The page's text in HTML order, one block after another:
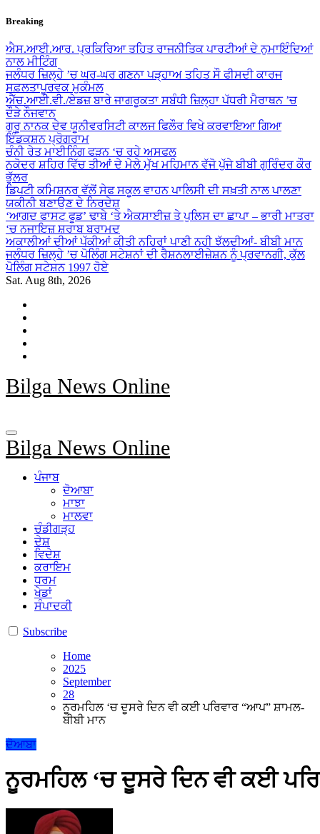
Skip
content
Breaking
ਐਸ.ਆਈ.ਆਰ. ਪ੍ਰਕਿਰਿਆ ਤਹਿਤ ਰਾਜਨੀਤਿਕ ਪਾਰਟੀਆਂ ਦੇ ਨੁਮਾਇੰਦਿਆਂ
ਨਾਲ ਮੀਟਿੰਗ
ਜਲੰਧਰ ਜ਼ਿਲ੍ਹੇ ’ਚ ਘਰ-ਘਰ ਗਣਨਾ ਪੜ੍ਹਾਅ ਤਹਿਤ ਸੌ ਫੀਸਦੀ ਕਾਰਜ
ਸਫ਼ਲਤਾਪੂਰਵਕ ਮੁਕੰਮਲ
ਐੱਚ.ਆਈ.ਵੀ./ਏਡਜ਼ ਬਾਰੇ ਜਾਗਰੂਕਤਾ ਸਬੰਧੀ ਜ਼ਿਲ੍ਹਾ ਪੱਧਰੀ ਮੈਰਾਥਨ ’ਚ
ਦੌੜੇ ਨੌਜਵਾਨ
ਗੁਰੂ ਨਾਨਕ ਦੇਵ ਯੂਨੀਵਰਸਿਟੀ ਕਾਲਜ ਫਿਲੌਰ ਵਿਖੇ ਕਰਵਾਇਆ ਗਿਆ
ਇੰਡਕਸ਼ਨ ਪ੍ਰੋਗਰਾਮ
ਚੰਨੀ ਰੇਤ ਮਾਈਨਿੰਗ ਫੜਨ ‘ਚ ਰਹੇ ਅਸਫਲ
ਨਕੋਦਰ ਸ਼ਹਿਰ ਵਿੱਚ ਤੀਆਂ ਦੇ ਮੇਲੇ ਮੁੱਖ ਮਹਿਮਾਨ ਵੱਜੋ ਪੁੱਜੇ ਬੀਬੀ ਗੁਰਿੰਦਰ ਕੌਰ
ਭੁੱਲਰ
ਡਿਪਟੀ ਕਮਿਸ਼ਨਰ ਵੱਲੋਂ ਸੇਫ ਸਕੂਲ ਵਾਹਨ ਪਾਲਿਸੀ ਦੀ ਸਖ਼ਤੀ ਨਾਲ ਪਾਲਣਾ
ਯਕੀਨੀ ਬਣਾਉਣ ਦੇ ਨਿਰਦੇਸ਼
‘ਆਗਦ ਫਾਸਟ ਫੂਡ’ ਢਾਬੇ ‘ਤੇ ਐਕਸਾਈਜ਼ ਤੇ ਪੁਲਿਸ ਦਾ ਛਾਪਾ – ਭਾਰੀ ਮਾਤਰਾ
‘ਚ ਨਜਾਇਜ਼ ਸ਼ਰਾਬ ਬਰਾਮਦ
ਅਕਾਲੀਆਂ ਦੀਆਂ ਪੱਕੀਆਂ ਕੀਤੀ ਨਹਿਰਾਂ ਪਾਣੀ ਨਹੀ ਝੱਲਦੀਆਂ- ਬੀਬੀ ਮਾਨ
ਜਲੰਧਰ ਜ਼ਿਲ੍ਹੇ ’ਚ ਪੋਲਿੰਗ ਸਟੇਸ਼ਨਾਂ ਦੀ ਰੈਸ਼ਨਲਾਈਜ਼ੇਸ਼ਨ ਨੂੰ ਪ੍ਰਵਾਨਗੀ, ਕੁੱਲ
ਪੋਲਿੰਗ ਸਟੇਸ਼ਨ 1997 ਹੋਏ
Sat. Aug 8th, 2026
Bilga News Online
Bilga News Online
ਪੰਜਾਬ
ਦੋਆਬਾ
ਮਾਝਾ
ਮਾਲਵਾ
ਚੰਡੀਗੜ੍ਹ
ਦੇਸ਼
ਵਿਦੇਸ਼
ਕਰਾਇਮ
ਧਰਮ
ਖੇਡਾਂ
ਸੰਪਾਦਕੀ
Subscribe
Home
2025
September
28
ਨੂਰਮਹਿਲ ‘ਚ ਦੂਸਰੇ ਦਿਨ ਵੀ ਕਈ ਪਰਿਵਾਰ “ਆਪ” ਸ਼ਾਮਲ-
ਬੀਬੀ ਮਾਨ
ਦੋਆਬਾ
ਨੂਰਮਹਿਲ ‘ਚ ਦੂਸਰੇ ਦਿਨ ਵੀ ਕਈ